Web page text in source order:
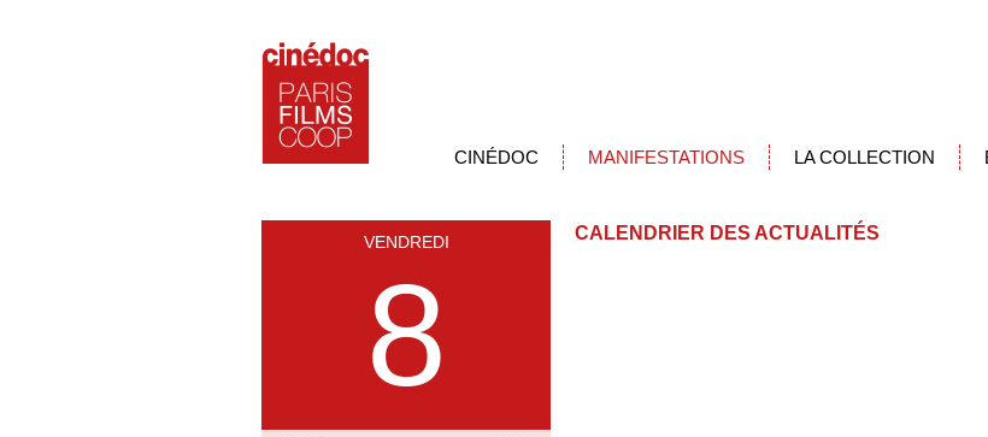
CINÉDOC MANIFESTATIONS LA COLLECTION
VENDREDI
8
CALENDRIER DES ACTUALITÉS